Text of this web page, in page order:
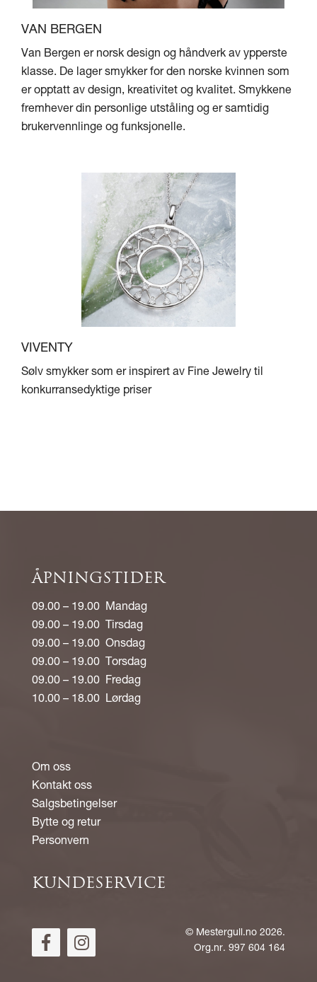
VAN BERGEN
Van Bergen er norsk design og håndverk av ypperste
klasse. De lager smykker for den norske kvinnen som
er opptatt av design, kreativitet og kvalitet. Smykkene
fremhever din personlige utståling og er samtidig
brukervennlinge og funksjonelle.
VIVENTY
Sølv smykker som er inspirert av Fine Jewelry til
konkurransedyktige priser
ÅPNINGSTIDER
09.00 – 19.00 Mandag
09.00 – 19.00 Tirsdag
09.00 – 19.00 Onsdag
09.00 – 19.00 Torsdag
09.00 – 19.00 Fredag
10.00 – 18.00 Lørdag
Om oss
Kontakt oss
Salgsbetingelser
Bytte og retur
Personvern
KUNDESERVICE
© Mestergull.no 2026.
Org.nr. 997 604 164